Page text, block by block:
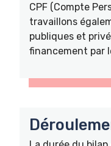
CPF (Compte
travaillons
publiques et
financement par